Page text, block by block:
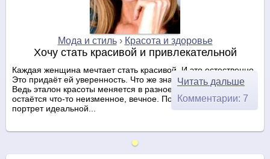
Мода и стиль› Красота и здоровье
Хочу стать красивой и привлекательной
Каждая женщина мечтает стать красивой. И это естественно.
Это придаёт ей уверенность. Что же значит быть красивой.
Ведь эталон красоты меняется в разное время. И все же
остаётся что-то неизменное, вечное. Попробуем нарисовать
портрет идеальной...
Читать дальше
Комментарии: 7